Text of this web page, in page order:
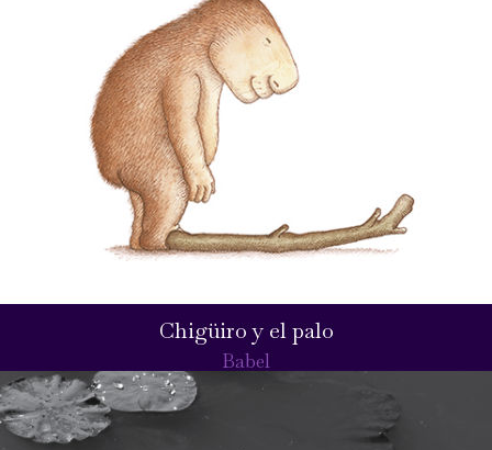
Chigüiro y el palo
Babel